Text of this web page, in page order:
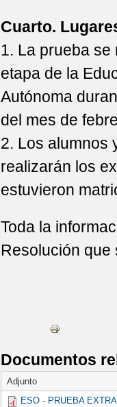
Cuarto.
1. La prueba se
etapa de la
Autónoma
del mes de
2. Los alumnos
realizarán los
estuvieron
Toda la
Resolución que
Documentos
Adjunto
ESO - PRUEBA